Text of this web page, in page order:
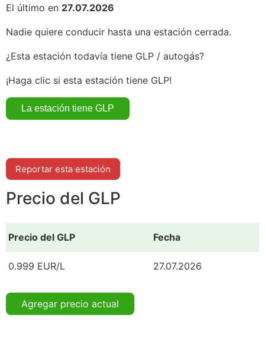
El último en 27.07.2026
Nadie quiere conducir hasta una estación cerrada.
¿Esta estación todavía tiene GLP / autogás?
¡Haga clic si esta estación tiene GLP!
Reportar esta estación
Precio del GLP
Precio del GLP Fecha
0.999 EUR/L 27.07.2026
Agregar precio actual